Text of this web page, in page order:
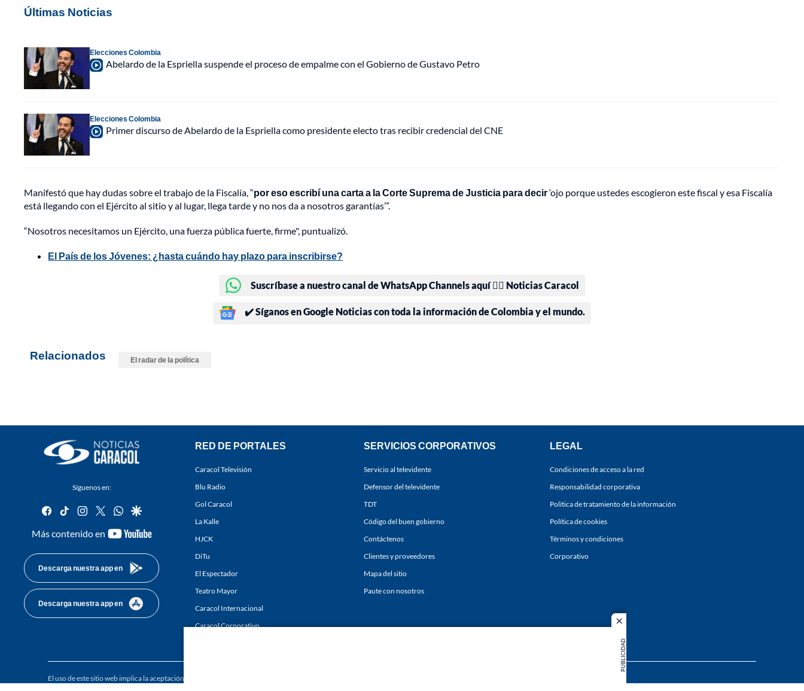
close
PUBLICIDAD
Últimas Noticias
Elecciones Colombia
Abelardo de la Espriella suspende el proceso de empalme con el Gobierno de Gustavo Petro
Elecciones Colombia
Primer discurso de Abelardo de la Espriella como presidente electo tras recibir credencial del CNE
Manifestó que hay dudas sobre el trabajo de la Fiscalía, “por eso escribí una carta a la Corte Suprema de Justicia para decir‘ojo porque ustedes escogieron este fiscal y esa Fiscalía
está llegando con el Ejército al sitio y al lugar, llega tarde y no nos da a nosotros garantías’”.
“Nosotros necesitamos un Ejército, una fuerza pública fuerte, firme", puntualizó.
El País de los Jóvenes: ¿hasta cuándo hay plazo para inscribirse?
Suscríbase a nuestro canal de WhatsApp Channels aquí 👉🏻 Noticias Caracol
✔️ Síganos en Google Noticias con toda la información de Colombia y el mundo.
Relacionados El radar de la política
Síguenos en:
facebook
tiktok instagram
twitterwhatsapp
google
Más contenido en
youtube-
Descarga nuestra app en
Descarga nuestra app en
RED DE PORTALES
Caracol Televisión
Blu Radio
Gol Caracol
La Kalle
HJCK
DiTu
El Espectador
Teatro Mayor
Caracol Internacional
Caracol Corporativo
SERVICIOS CORPORATIVOS
Servicio al televidente
Defensor del televidente
TDT
Código del buen gobierno
Contáctenos
Clientes y proveedores
Mapa del sitio
Paute con nosotros
LEGAL
Condiciones de acceso a la red
Responsabilidad corporativa
Política de tratamiento de la información
Política de cookies
Términos y condiciones
Corporativo
El uso de este sitio web implica la aceptación de los